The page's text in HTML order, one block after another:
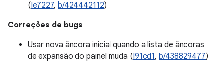
(Ie7227, b/424442112)
Correções de bugs
Usar nova âncora inicial quando a lista de âncoras
de expansão do painel muda (I91cd1, b/438829477)